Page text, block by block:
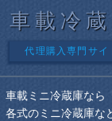
車載冷蔵
代理購入専門サイ
車載ミニ冷蔵庫なら
各式のミニ冷蔵庫な